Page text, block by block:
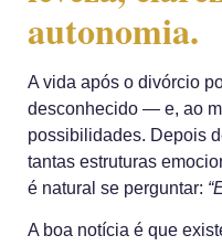
autonomia.
A vida após o divórcio
desconhecido — e, ao
possibilidades. Depois
tantas estruturas
é natural se perguntar:
A boa notícia é que